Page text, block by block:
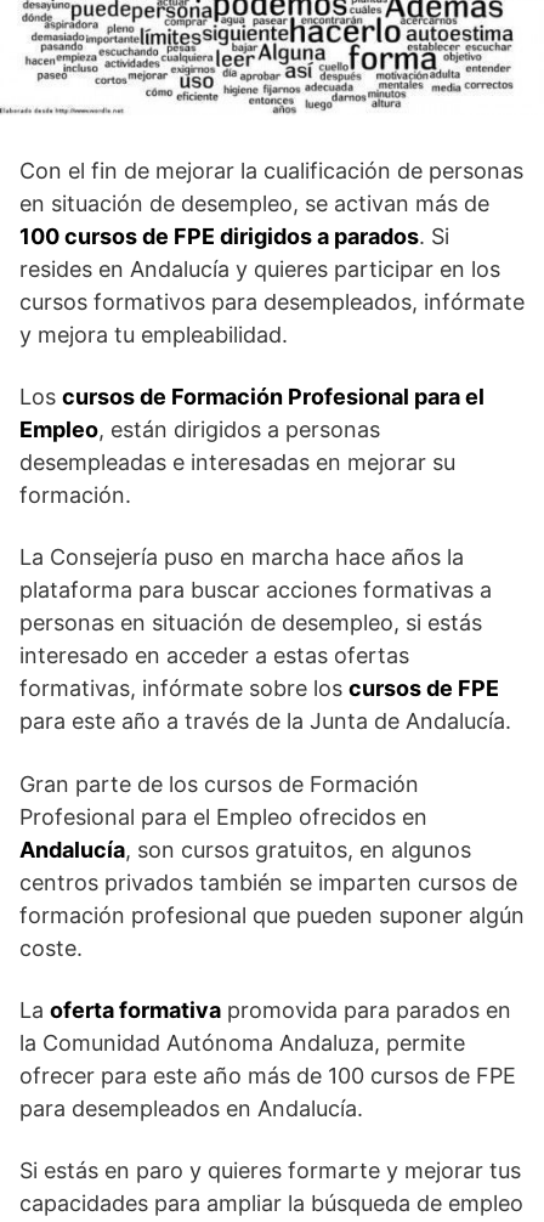
Con el fin de mejorar la cualificación de personas
en situación de desempleo, se activan más de
100 cursos de FPE dirigidos a parados. Si
resides en Andalucía y quieres participar en los
cursos formativos para desempleados, infórmate
y mejora tu empleabilidad.
Los cursos de Formación Profesional para el
Empleo, están dirigidos a personas
desempleadas e interesadas en mejorar su
formación.
La Consejería puso en marcha hace años la
plataforma para buscar acciones formativas a
personas en situación de desempleo, si estás
interesado en acceder a estas ofertas
formativas, infórmate sobre los cursos de FPE
para este año a través de la Junta de Andalucía.
Gran parte de los cursos de Formación
Profesional para el Empleo ofrecidos en
Andalucía, son cursos gratuitos, en algunos
centros privados también se imparten cursos de
formación profesional que pueden suponer algún
coste.
La oferta formativa promovida para parados en
la Comunidad Autónoma Andaluza, permite
ofrecer para este año más de 100 cursos de FPE
para desempleados en Andalucía.
Si estás en paro y quieres formarte y mejorar tus
capacidades para ampliar la búsqueda de empleo